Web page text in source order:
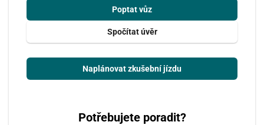
Poptat vůz
Spočítat úvěr
Naplánovat zkušební jízdu
Potřebujete poradit?